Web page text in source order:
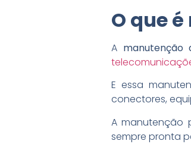
O que
A manutenção
E essa
conectores,
A manutenção
sempre pronta